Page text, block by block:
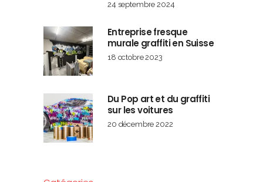
24 septembre 2024
Entreprise fresque
murale graffiti en Suisse
18 octobre 2023
Du Pop art et du graffiti
sur les voitures
20 décembre 2022